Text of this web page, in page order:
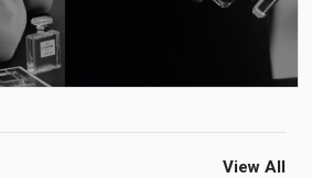
View All